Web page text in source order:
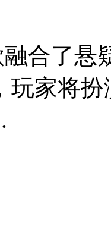
合了悬
玩家将